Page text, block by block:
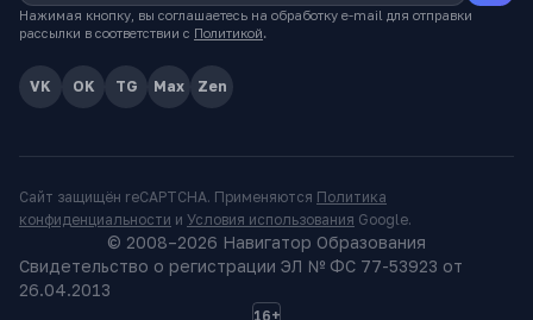
Нажимая кнопку, вы соглашаетесь на обработку e-mail для отправки
рассылки в соответствии с Политикой.
VK OK TG Max Zen
Сайт защищён reCAPTCHA. Применяются Политика
конфиденциальности и Условия использования Google.
© 2008–2026 Навигатор Образования
Свидетельство о регистрации ЭЛ № ФС 77-53923 от
26.04.2013
16+